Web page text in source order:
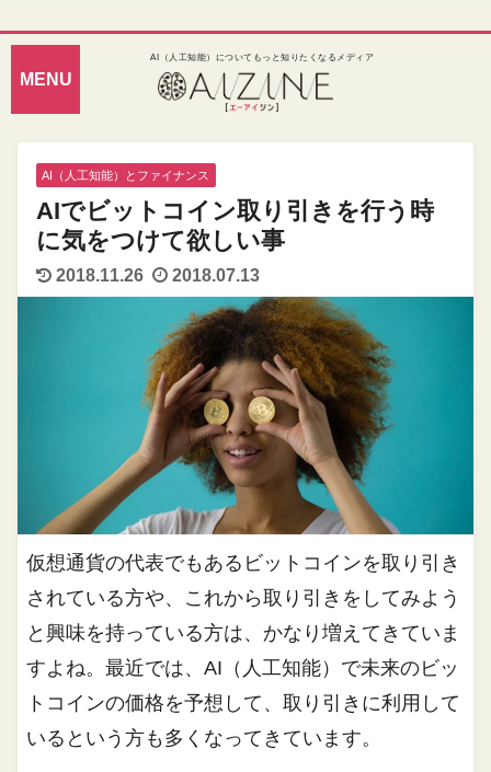
AI（人工知能）についてもっと知りたくなるメディア
AI（人工知能）とファイナンス
AIでビットコイン取り引きを行う時
に気をつけて欲しい事
2018.11.26 2018.07.13
仮想通貨の代表でもあるビットコインを取り引き
されている方や、これから取り引きをしてみよう
と興味を持っている方は、かなり増えてきていま
すよね。最近では、AI（人工知能）で未来のビッ
トコインの価格を予想して、取り引きに利用して
いるという方も多くなってきています。